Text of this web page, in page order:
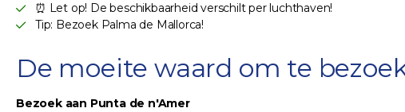
⏰ Let op! De beschikbaarheid verschilt per luchthaven!
Tip: Bezoek Palma de Mallorca!
De moeite waard om te
Bezoek aan Punta de n'Amer